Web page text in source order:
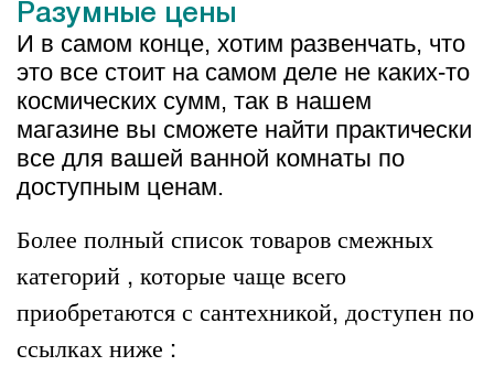
Разумные цены
И в самом конце, хотим развенчать, что
это все стоит на самом деле не каких-то
космических сумм, так в нашем
магазине вы сможете найти практически
все для вашей ванной комнаты по
доступным ценам.
Более полный список товаров смежных
категорий , которые чаще всего
приобретаются с сантехникой, доступен по
ссылках ниже :